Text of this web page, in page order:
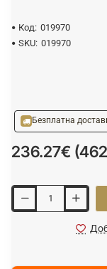
Код: 019970
SKU: 019970
Безплатна
236.27€